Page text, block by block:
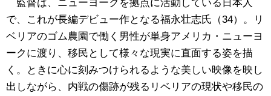
監督は、ニューヨークを拠点に活動している日本人
で、これが長編デビュー作となる福永壮志氏（34）。リ
ベリアのゴム農園で働く男性が単身アメリカ・ニューヨ
ークに渡り、移民として様々な現実に直面する姿を描
く。ときに心に刻みつけられるような美しい映像を映し
出しながら、内戦の傷跡が残るリベリアの現状や移民の